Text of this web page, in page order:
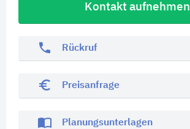
Kontakt aufnehmen
phone Rückruf
euro_symbol Preisanfrage
import_contacts Planungsunterlagen